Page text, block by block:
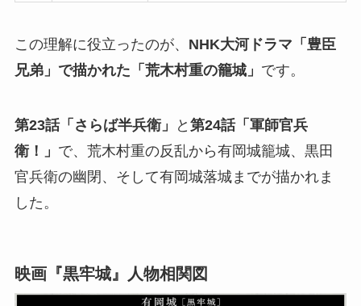
この理解に役立ったのが、 NHK大河ドラマ「豊臣
兄弟」で描かれた「荒木村重の籠城」 です。
第23話「さらば半兵衛」 と 第24話「軍師官兵
衛！」 で、荒木村重の反乱から有岡城籠城、黒田
官兵衛の幽閉、そして有岡城落城までが描かれま
した。
映画『黒牢城』人物相関図